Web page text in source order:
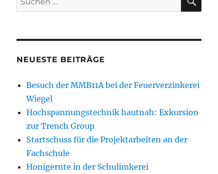
nach:
NEUESTE BEITRÄGE
Besuch der MMB11A bei der Feuerverzinkerei
Wiegel
Hochspannungstechnik hautnah: Exkursion
zur Trench Group
Startschuss für die Projektarbeiten an der
Fachschule
Honigernte in der Schulimkerei